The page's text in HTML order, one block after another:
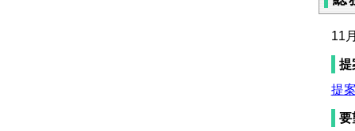
11
提
提
要